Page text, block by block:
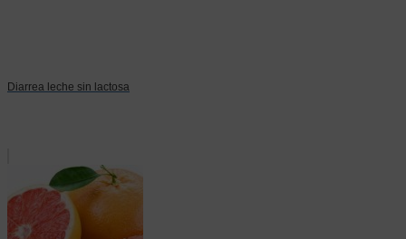
Diarrea leche sin lactosa